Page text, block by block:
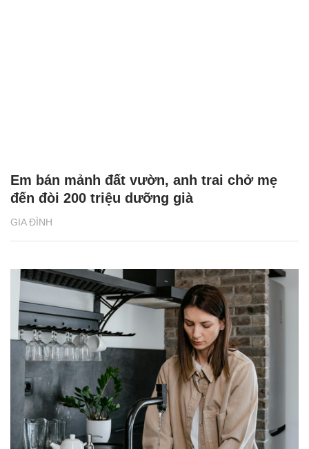
GIA ĐÌNH
Em bán mảnh đất vườn, anh trai chở mẹ
đến đòi 200 triệu dưỡng già